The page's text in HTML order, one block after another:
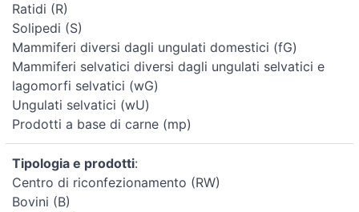
Ratidi (R)
Solipedi (S)
Mammiferi diversi dagli ungulati domestici (fG)
Mammiferi selvatici diversi dagli ungulati selvatici e
lagomorfi selvatici (wG)
Ungulati selvatici (wU)
Prodotti a base di carne (mp)
Tipologia e prodotti:
Centro di riconfezionamento (RW)
Bovini (B)